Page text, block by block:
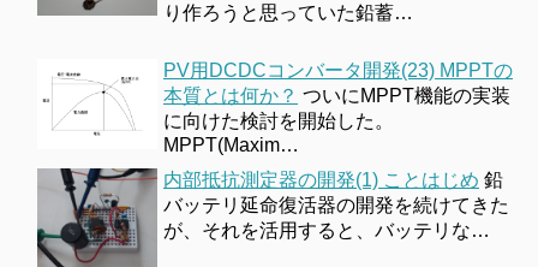
り作ろうと思っていた鉛蓄…
PV用DCDCコンバータ開発(23) MPPTの
本質とは何か？ ついにMPPT機能の実装
に向けた検討を開始した。
MPPT(Maxim…
内部抵抗測定器の開発(1) ことはじめ 鉛
バッテリ延命復活器の開発を続けてきた
が、それを活用すると、バッテリな…